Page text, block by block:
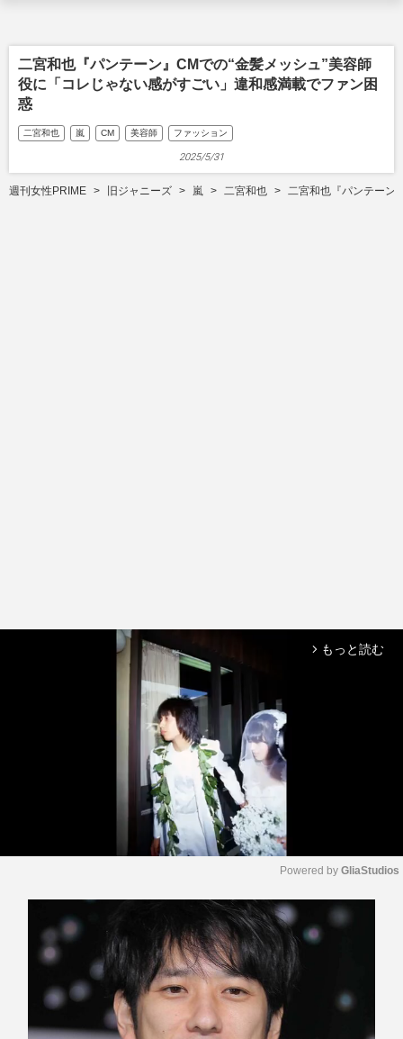
二宮和也『パンテーン』CMでの“金髪メッシュ”美容師
役に「コレじゃない感がすごい」違和感満載でファン困
惑
二宮和也 嵐 CM 美容師 ファッション
2025/5/31
週刊女性PRIME 旧ジャニーズ 嵐 二宮和也 二宮和也『パンテーン
arrow_forward_ios もっと読む
M
u
Powered by GliaStudios